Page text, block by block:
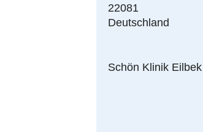
22081
Deutschland
Schön Klinik Eilbek